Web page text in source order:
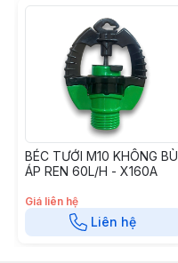
BÉC TƯỚI M10 KHÔNG BÙ
ÁP REN 60L/H - X160A
Giá liên hệ
Liên hệ